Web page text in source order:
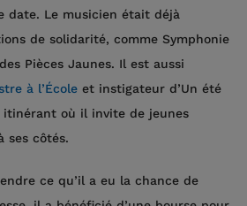
date. Le musicien était déjà
de solidarité, comme Symphonie
Pièces Jaunes. Il est aussi
à l’École et instigateur d’Un été
où il invite de jeunes
ses côtés.
ce qu’il a eu la chance de